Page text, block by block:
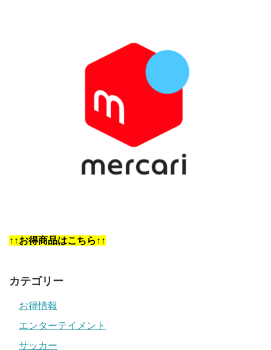
↑↑お得商品はこちら↑↑
カテゴリー
お得情報
エンターテイメント
サッカー